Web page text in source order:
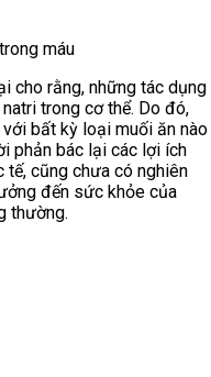
máu
cho rằng, những tác dụng
trong cơ thể. Do đó,
bất kỳ loại muối ăn nào
phản bác lại các lợi ích
tế, cũng chưa có nghiên
đến sức khỏe của
thường.